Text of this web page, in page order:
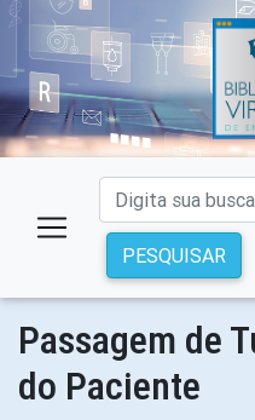
PESQUISAR
Passagem de
do Paciente